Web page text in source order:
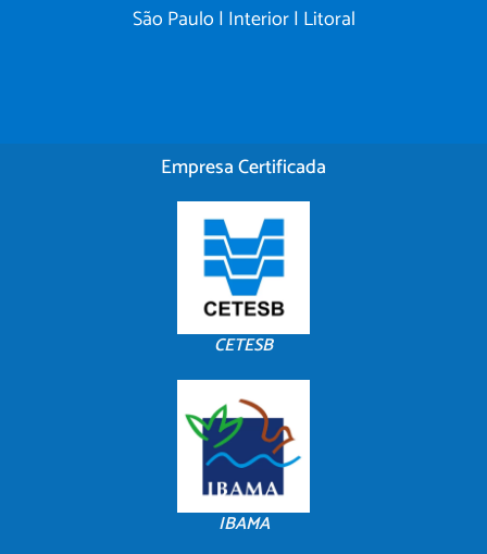
São Paulo | Interior | Litoral
Empresa Certificada
CETESB
IBAMA